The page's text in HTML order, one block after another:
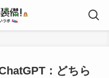
：どちら